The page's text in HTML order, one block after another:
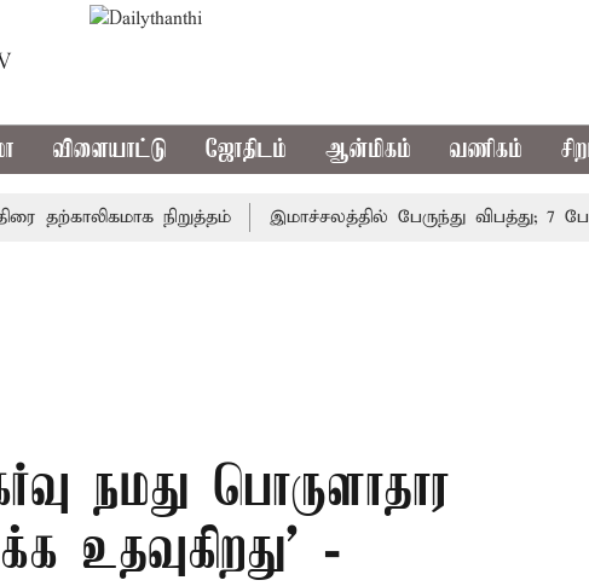
விளையாட்டு ஜோதிடம் ஆன்மிகம் வணிகம்
நிறுத்தம் இமாச்சலத்தில் பேருந்து விபத்து; 7 பேர்
நமது பொருளாதார
உதவுகிறது’ -